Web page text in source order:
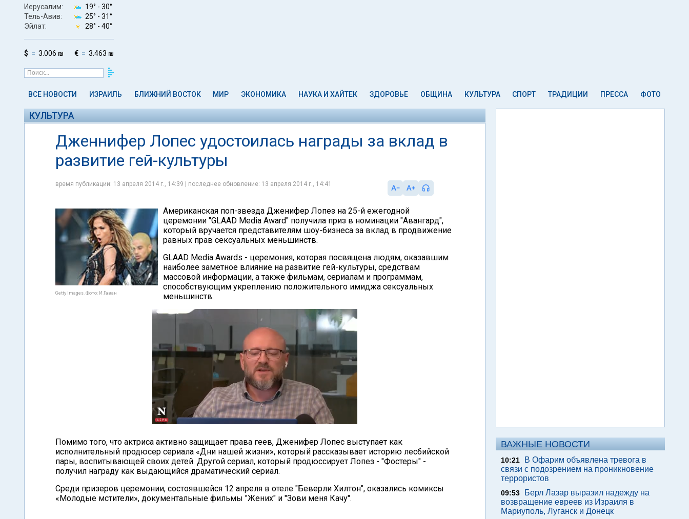
Иерусалим: 19° - 30°
Тель-Авив:
25° - 31°
Эйлат:
28° - 40°
$ 3.006 ₪ € 3.463 ₪
ВСЕ НОВОСТИ ИЗРАИЛЬ БЛИЖНИЙ ВОСТОК МИР ЭКОНОМИКА НАУКА И ХАЙТЕК ЗДОРОВЬЕ ОБЩИНА КУЛЬТУРА СПОРТ ТРАДИЦИИ ПРЕССА ФОТО
КУЛЬТУРА
Дженнифер Лопес удостоилась награды за вклад в
развитие гей-культуры
время публикации: 13 апреля 2014 г., 14:39 | последнее обновление: 13 апреля 2014 г., 14:41
Getty Images. Фото: И.Гаван
Американская поп-звезда Дженифер Лопез на 25-й ежегодной
церемонии "GLAAD Media Award" получила приз в номинации "Авангард",
который вручается представителям шоу-бизнеса за вклад в продвижение
равных прав сексуальных меньшинств.
GLAAD Media Awards - церемония, которая посвящена людям, оказавшим
наиболее заметное влияние на развитие гей-культуры, средствам
массовой информации, а также фильмам, сериалам и программам,
способствующим укреплению положительного имиджа сексуальных
меньшинств.
Помимо того, что актриса активно защищает права геев, Дженифер Лопес выступает как
исполнительный продюсер сериала «Дни нашей жизни», который рассказывает историю лесбийской
пары, воспитывающей своих детей. Другой сериал, который продюссирует Лопез - "Фостеры" -
получил награду как выдающийся драматический сериал.
Среди призеров церемонии, состоявшейся 12 апреля в отеле "Беверли Хилтон", оказались комиксы
«Молодые мстители», документальные фильмы "Жених" и "Зови меня Качу".
ВАЖНЫЕ НОВОСТИ
10:21
В Офарим объявлена тревога в
связи с подозрением на проникновение
террористов
09:53
Берл Лазар выразил надежду на
возвращение евреев из Израиля в
Мариуполь, Луганск и Донецк